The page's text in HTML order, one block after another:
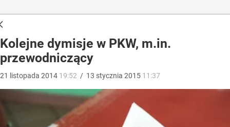
Kolejne dymisje w PKW, m.in.
przewodniczący
21 listopada 2014 19:52 / 13 stycznia 2015 11:37